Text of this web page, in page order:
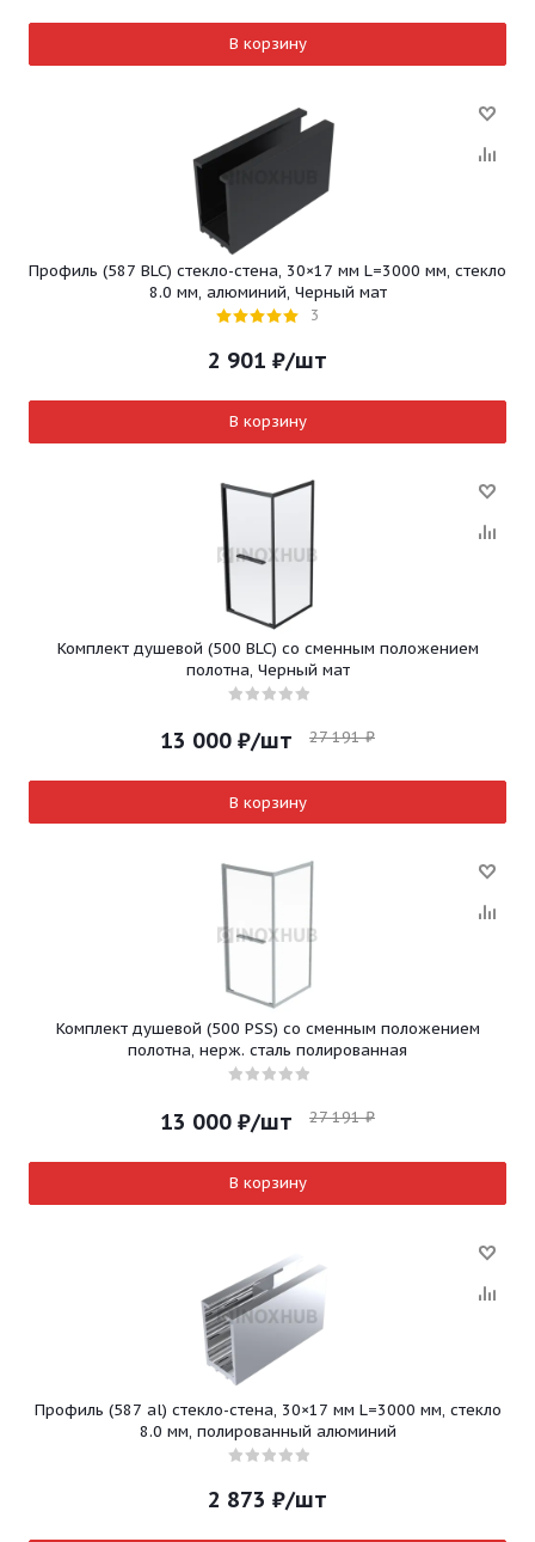
В корзину
Профиль (587 BLC) стекло-стена, 30×17 мм L=3000 мм, стекло
8.0 мм, алюминий, Черный мат
3
2 901 ₽/шт
В корзину
Комплект душевой (500 BLC) со сменным положением
полотна, Черный мат
13 000 ₽/шт 27 191₽
В корзину
Комплект душевой (500 PSS) со сменным положением
полотна, нерж. сталь полированная
13 000 ₽/шт 27 191₽
В корзину
Профиль (587 al) стекло-стена, 30×17 мм L=3000 мм, стекло
8.0 мм, полированный алюминий
2 873 ₽/шт